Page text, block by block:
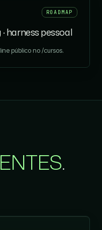
ROADMAP
harness pessoal
público no /cursos.
.